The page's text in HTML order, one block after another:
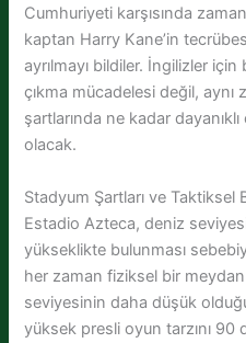
Cumhuriyeti karşısında
kaptan Harry Kane’in
ayrılmayı bildiler. İngilizler
çıkma mücadelesi değil, aynı
şartlarında ne kadar dayanıklı
olacak.
Stadyum Şartları ve Taktiksel
Estadio Azteca, deniz
yükseklikte bulunması
her zaman fiziksel bir
seviyesinin daha düşük
yüksek presli oyun tarzını